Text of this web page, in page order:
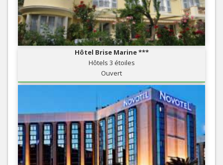
Hôtel Brise Marine ***
Hôtels 3 étoiles
Ouvert